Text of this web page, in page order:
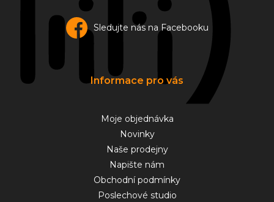
Sledujte nás na Facebooku
Informace pro vás
Moje objednávka
Novinky
Naše prodejny
Napište nám
Obchodní podmínky
Poslechové studio